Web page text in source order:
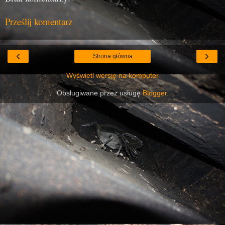
Prześlij komentarz
‹ ›
Strona główna
Wyświetl wersję na komputer
Obsługiwane przez usługęBlogger.